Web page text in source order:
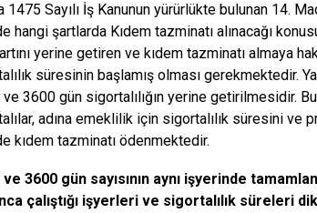
1475 Sayılı İş Kanunun yürürlükte bulunan 14.
hangi şartlarda Kıdem tazminatı alınacağı
yerine getiren ve kıdem tazminatı almaya
süresinin başlamış olması gerekmektedir.
ve 3600 gün sigortalılığın yerine getirilmesidir.
adına emeklilik için sigortalılık süresini ve
kıdem tazminatı ödenmektedir.
ve 3600 gün sayısının aynı işyerinde
çalıştığı işyerleri ve sigortalılık süreleri